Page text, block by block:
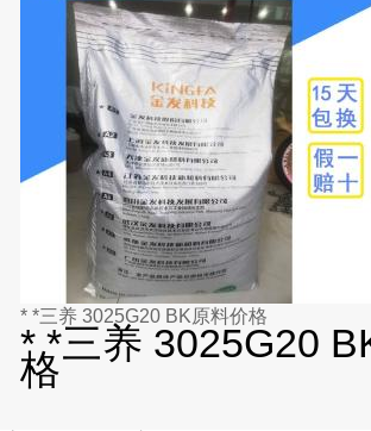
* *三养 3025G20 BK原料价格
* *三养 3025G20
格